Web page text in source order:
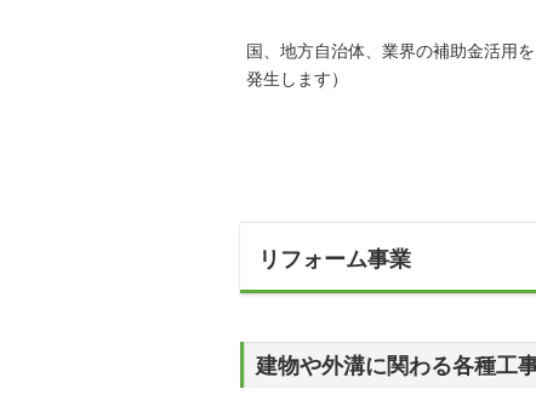
国、地方自治体、業界の補助金活用
発生します）
リフォーム事業
建物や外溝に関わる各種工